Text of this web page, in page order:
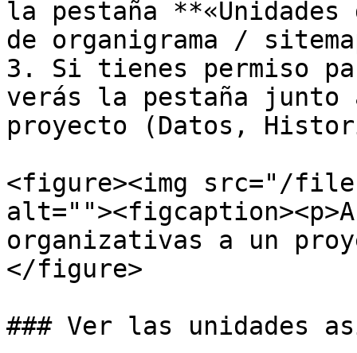
la pestaña
de organigrama /
3. Si tienes permiso
verás la pestaña junto
proyecto (Datos,
<figure><img src="/files/
organizativas a un
</figure>
### Ver las unidades